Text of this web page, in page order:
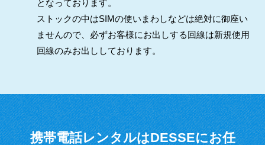
となっております。
ストックの中はSIMの使いまわしなどは絶対に御座い
ませんので、必ずお客様にお出しする回線は新規使用
回線のみお出ししております。
携帯電話レンタルはDESSEにお任